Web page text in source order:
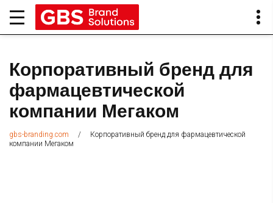
Корпоративный бренд для
фармацевтической
компании Мегаком
gbs-branding.com /
Корпоративный бренд для фармацевтической
компании Мегаком